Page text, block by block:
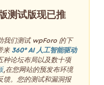
测试版现已推
我们测试 wpForo 的下
来 360° AI 人工智能驱动
种论坛布局以及数十项
,在您网站的预发布环境
馈。您的测试和漏洞报